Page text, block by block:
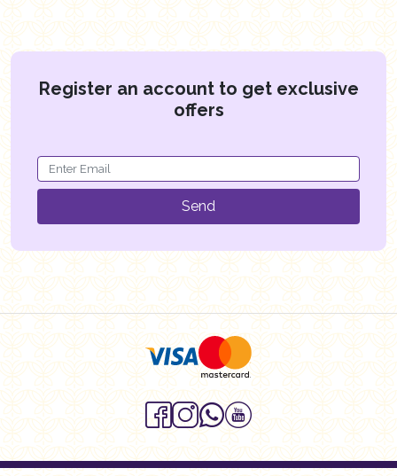
Register an account to get exclusive
offers
Send